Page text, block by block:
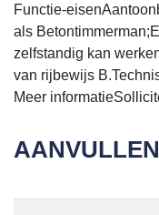
Functie-
als
zelfstandig kan
van rijbewijs
Meer